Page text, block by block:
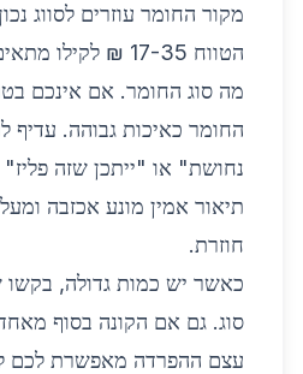
מקור החומר עוזרים לסווג
הטווח 17-35 ₪
מה סוג החומר. אם אינכם
החומר כאיכות גבוהה. עדיף
נחושת" או "ייתכן שזה
תיאור אמין מונע אכזבה
חוזרת.
כאשר יש כמות גדולה, בקשו
סוג. גם אם הקונה בסוף
עצם ההפרדה מאפשרת לכם